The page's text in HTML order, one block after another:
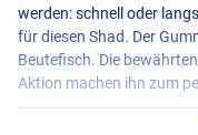
werden: schnell oder
für diesen Shad. Der
Beutefisch. Die
Aktion machen ihn zum